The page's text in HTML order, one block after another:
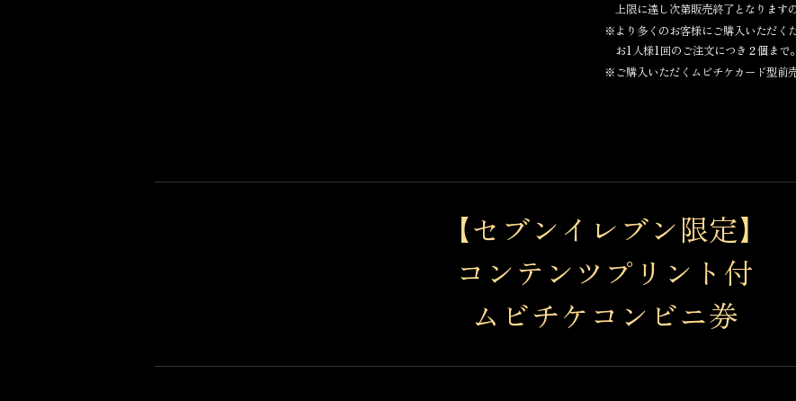
上限に達し次第販売終了となります
※より多くのお客様にご購入いただく
お1人様1回のご注文につき２個まで。
※ご購入いただくムビチケカード型前
【セブンイレブン限定】
コンテンツプリント付
ムビチケコンビニ券